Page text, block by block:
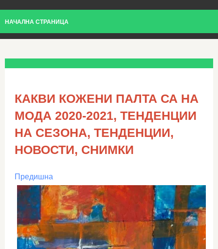
НАЧАЛНА СТРАНИЦА
КАКВИ КОЖЕНИ ПАЛТА СА НА
МОДА 2020-2021, ТЕНДЕНЦИИ
НА СЕЗОНА, ТЕНДЕНЦИИ,
НОВОСТИ, СНИМКИ
Предишна